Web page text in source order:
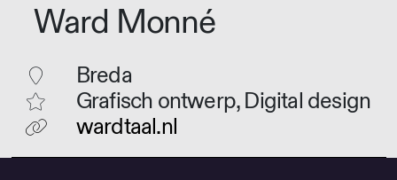
Ward Monné
Breda
Grafisch ontwerp, Digital design
wardtaal.nl